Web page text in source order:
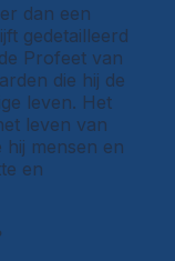
dan een
gedetailleerd
Profeet van
die hij de
leven. Het
leven van
mensen en
en